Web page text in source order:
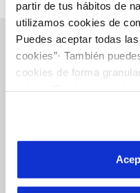
partir de tus hábitos de
utilizamos cookies de
Puedes aceptar todas
cookies”· También
cookies de forma
son indispensables
por tanto no se pueden
más información en
Inicio
Gestiones Online